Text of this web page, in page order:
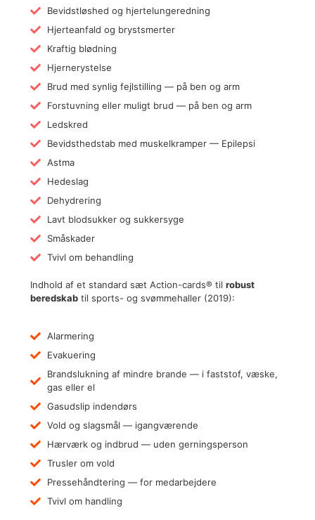
Bevidstløshed og hjertelungeredning
Hjerteanfald og brystsmerter
Kraftig blødning
Hjernerystelse
Brud med synlig fejlstilling — på ben og arm
Forstuvning eller muligt brud — på ben og arm
Ledskred
Bevidsthedstab med muskelkramper — Epilepsi
Astma
Hedeslag
Dehydrering
Lavt blodsukker og sukkersyge
Småskader
Tvivl om behandling
Indhold af et standard sæt Action-cards® til robust
beredskab til sports- og svømmehaller (2019):
Alarmering
Evakuering
Brandslukning af mindre brande — i faststof, væske,
gas eller el
Gasudslip indendørs
Vold og slagsmål — igangværende
Hærværk og indbrud — uden gerningsperson
Trusler om vold
Pressehåndtering — for medarbejdere
Tvivl om handling